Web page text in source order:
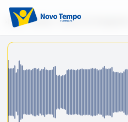
Início Rádio Clube do Amiguinho